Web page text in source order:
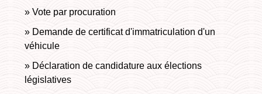
Vote par procuration
Demande de certificat d'immatriculation d'un
véhicule
Déclaration de candidature aux élections
législatives